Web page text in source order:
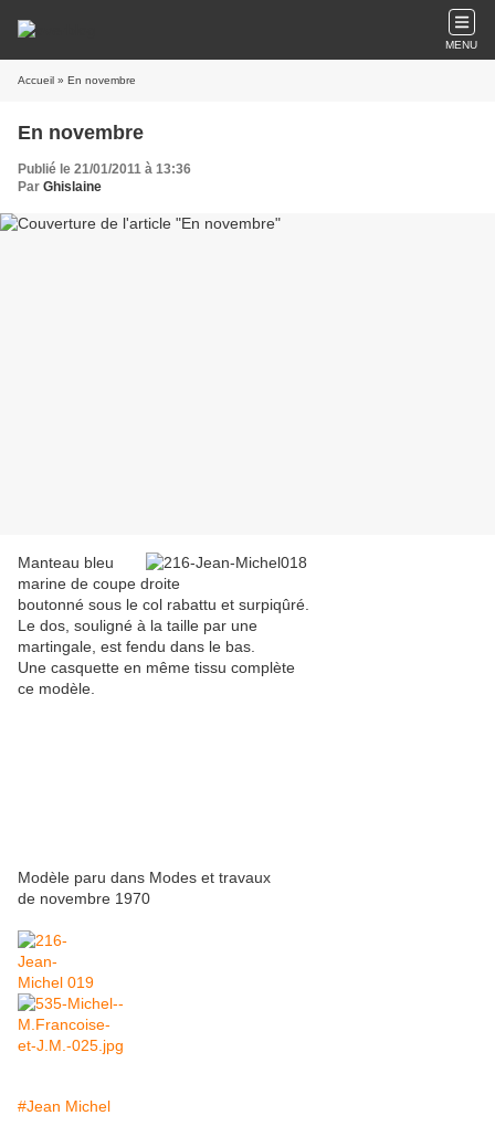
MENU
Accueil » En novembre
En novembre
Publié le 21/01/2011 à 13:36
Par Ghislaine
Manteau bleu
marine de coupe droite
boutonné sous le col rabattu et surpiqûré.
Le dos, souligné à la taille par une
martingale, est fendu dans le bas.
Une casquette en même tissu complète
ce modèle.
Modèle paru dans Modes et travaux
de novembre 1970
#Jean Michel